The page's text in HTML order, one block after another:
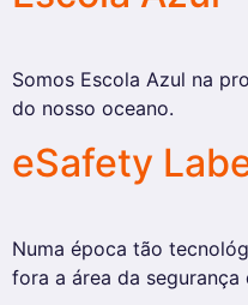
Somos Escola Azul na
do nosso oceano.
eSafety
Numa época tão
fora a área da segurança